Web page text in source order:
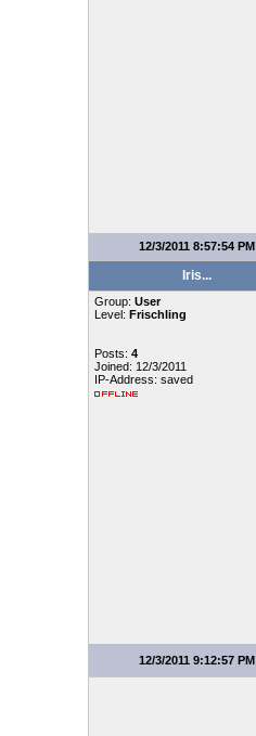
12/3/2011 8:57:54 PM
Iris...
Group: User
Level: Frischling
Posts: 4
Joined: 12/3/2011
IP-Address: saved
12/3/2011 9:12:57 PM